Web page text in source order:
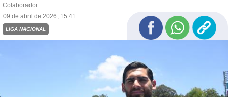
Colaborador
09 de abril de 2026, 15:41
LIGA NACIONAL